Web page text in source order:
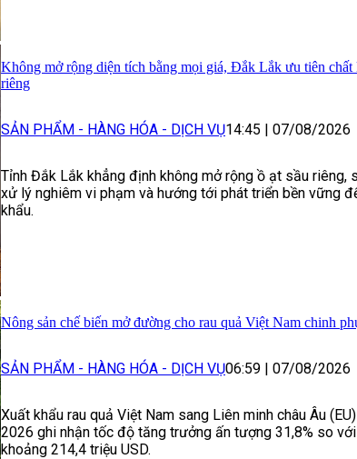
Không mở rộng diện tích bằng mọi giá, Đắk Lắk ưu tiên chất
riêng
SẢN PHẨM - HÀNG HÓA - DỊCH VỤ14:45 | 07/08/2026
Tỉnh Đắk Lắk khẳng định không mở rộng ồ ạt sầu riêng,
xử lý nghiêm vi phạm và hướng tới phát triển bền vững
khẩu.
Nông sản chế biến mở đường cho rau quả Việt Nam chinh
SẢN PHẨM - HÀNG HÓA - DỊCH VỤ06:59 | 07/08/2026
Xuất khẩu rau quả Việt Nam sang Liên minh châu Âu
2026 ghi nhận tốc độ tăng trưởng ấn tượng 31,8% so
khoảng 214,4 triệu USD.